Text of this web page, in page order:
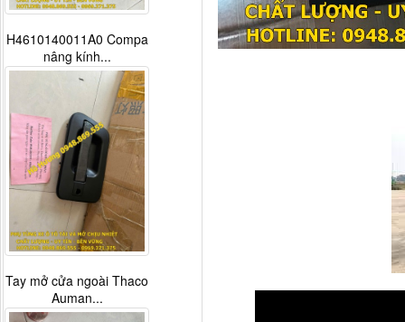
H4610140011A0 Compa
nâng kính...
Tay mở cửa ngoài Thaco
Auman...